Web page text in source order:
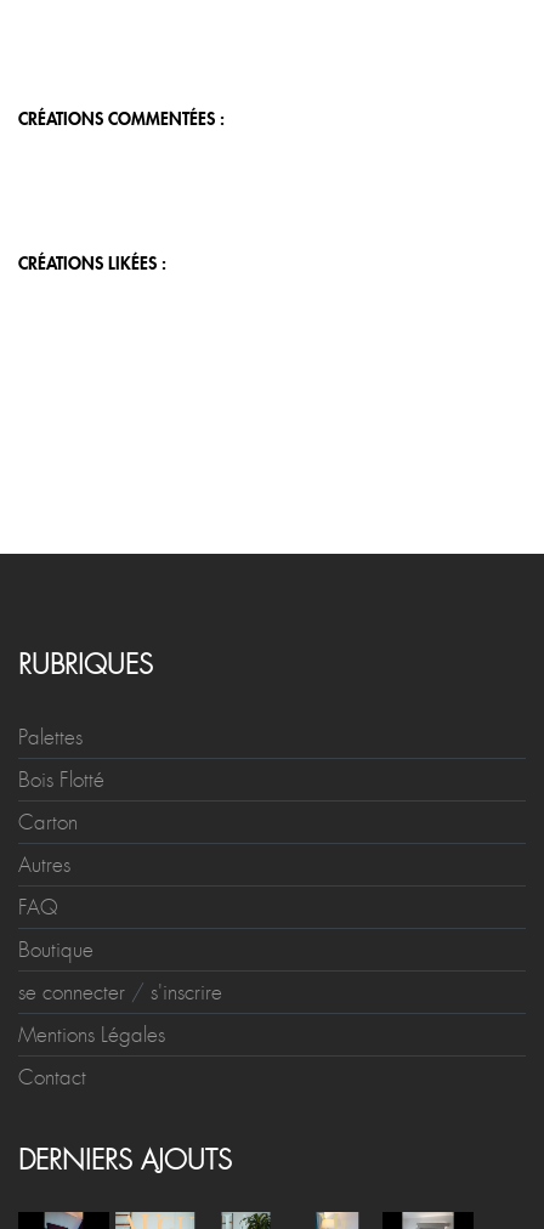
CRÉATIONS COMMENTÉES :
CRÉATIONS LIKÉES :
RUBRIQUES
Palettes
Bois Flotté
Carton
Autres
FAQ
Boutique
se connecter / s'inscrire
Mentions Légales
Contact
DERNIERS AJOUTS